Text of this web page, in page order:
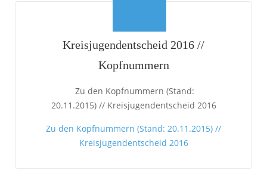
Kreisjugendentscheid 2016 //
Kopfnummern
Zu den Kopfnummern (Stand:
20.11.2015) // Kreisjugendentscheid 2016
Zu den Kopfnummern (Stand: 20.11.2015) //
Kreisjugendentscheid 2016